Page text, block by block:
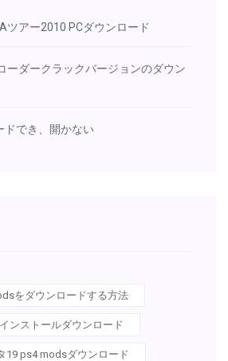
ツアー2010 PCダウンロード
ーダークラックバージョンのダウン
ドでき、開かない
をダウンロードする方法
ンストールダウンロード
19 ps4 modsダウンロード